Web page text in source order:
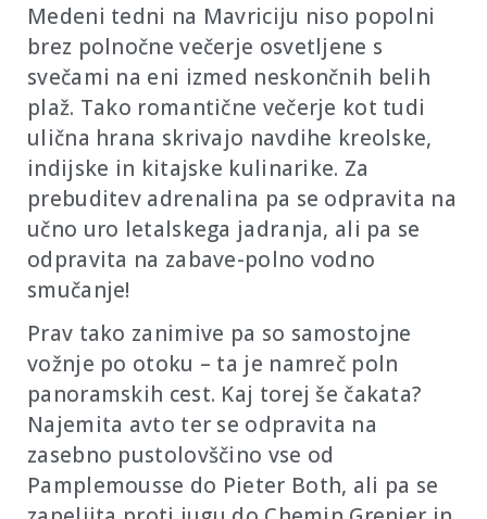
Medeni tedni na Mavriciju niso popolni
brez polnočne večerje osvetljene s
svečami na eni izmed neskončnih belih
plaž. Tako romantične večerje kot tudi
ulična hrana skrivajo navdihe kreolske,
indijske in kitajske kulinarike. Za
prebuditev adrenalina pa se odpravita na
učno uro letalskega jadranja, ali pa se
odpravita na zabave-polno vodno
smučanje!
Prav tako zanimive pa so samostojne
vožnje po otoku – ta je namreč poln
panoramskih cest. Kaj torej še čakata?
Najemita avto ter se odpravita na
zasebno pustolovščino vse od
Pamplemousse do Pieter Both, ali pa se